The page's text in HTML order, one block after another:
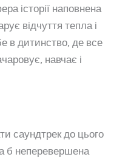
історії наповнена
відчуття тепла і
в дитинство, де все
навчає і
саундтрек до цього
б неперевершена